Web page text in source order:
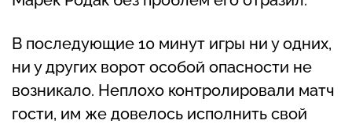
В последующие 10 минут игры ни у одних,
ни у других ворот особой опасности не
возникало. Неплохо контролировали матч
гости, им же довелось исполнить свой